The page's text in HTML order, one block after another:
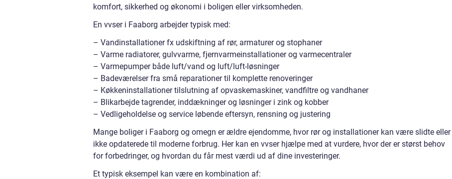
komfort, sikkerhed og økonomi i boligen eller virksomheden.
En vvser i Faaborg arbejder typisk med:
– Vandinstallationer fx udskiftning af rør, armaturer og stophaner
– Varme radiatorer, gulvvarme, fjernvarmeinstallationer og varmecentraler
– Varmepumper både luft/vand og luft/luft-løsninger
– Badeværelser fra små reparationer til komplette renoveringer
– Køkkeninstallationer tilslutning af opvaskemaskiner, vandfiltre og vandhaner
– Blikarbejde tagrender, inddækninger og løsninger i zink og kobber
– Vedligeholdelse og service løbende eftersyn, rensning og justering
Mange boliger i Faaborg og omegn er ældre ejendomme, hvor rør og installationer kan være slidte eller
ikke opdaterede til moderne forbrug. Her kan en vvser hjælpe med at vurdere, hvor der er størst behov
for forbedringer, og hvordan du får mest værdi ud af dine investeringer.
Et typisk eksempel kan være en kombination af: